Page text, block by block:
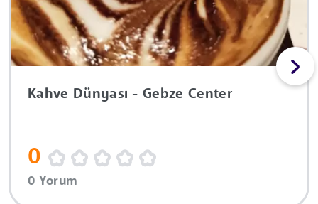
Kahve Dünyası - Gebze Center
0
0 Yorum